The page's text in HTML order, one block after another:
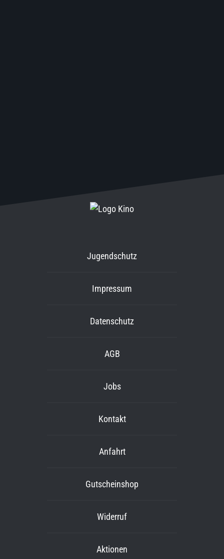
Jugendschutz
Impressum
Datenschutz
AGB
Jobs
Kontakt
Anfahrt
Gutscheinshop
Widerruf
Aktionen